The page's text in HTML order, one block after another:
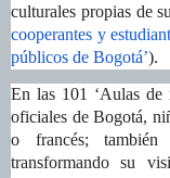
culturales propias de
cooperantes y
públicos de Bogotá’).
En las 101 ‘Aulas de
oficiales de Bogotá,
o francés; también
transformando su